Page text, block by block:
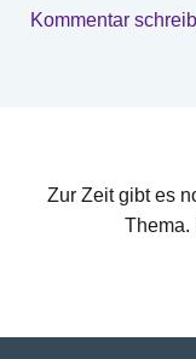
Kommentar
Zur Zeit gibt es
Thema.